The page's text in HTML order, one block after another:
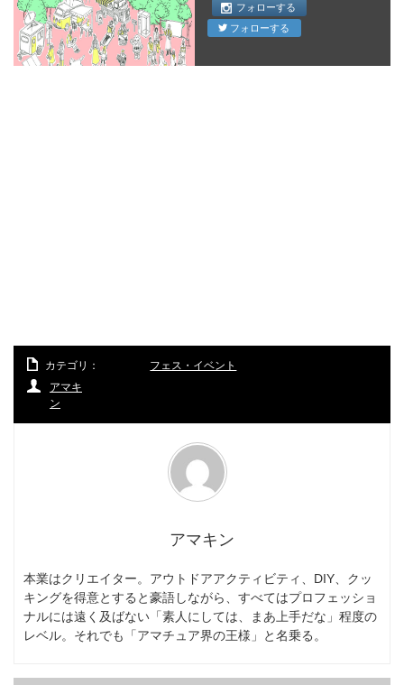
フォローする
フォローする
カテゴリ：
フェス・イベント
アマキ
ン
アマキン
本業はクリエイター。アウトドアアクティビティ、DIY、クッ
キングを得意とすると豪語しながら、すべてはプロフェッショ
ナルには遠く及ばない「素人にしては、まあ上手だな」程度の
レベル。それでも「アマチュア界の王様」と名乗る。